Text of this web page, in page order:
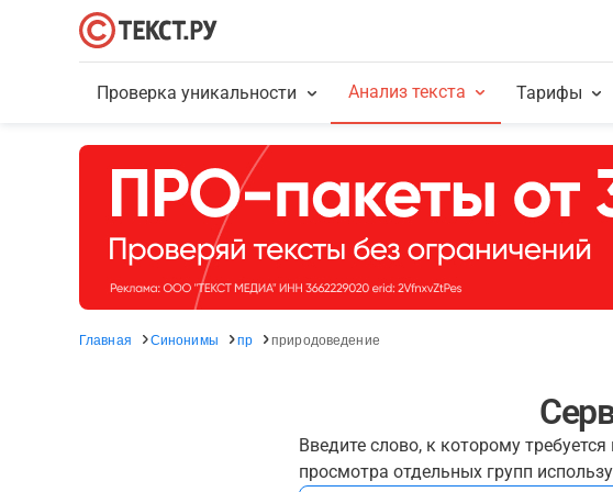
Проверка уникальности Анализ текста Тарифы
Главная Синонимы пр природоведение
Введите слово, к которому
просмотра отдельных групп